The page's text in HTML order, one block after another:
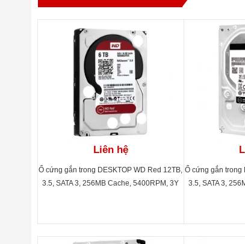
Liên hệ
Ổ cứng gắn trong DESKTOP WD Red 12TB,
3.5, SATA 3, 256MB Cache, 5400RPM, 3Y
Ổ cứng gắn trong
3.5, SATA 3,